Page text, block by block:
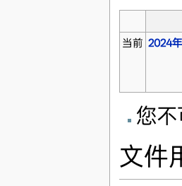
当前 2024
您
文件